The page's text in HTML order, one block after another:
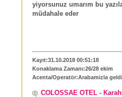
yiyorsunuz umarım bu
müdahale eder
Kayıt:31.10.2018 00:51:18
Konaklama Zamanı:26/28 ekim
Acenta/Operatör:Arabamizla
COLOSSAE OTEL -